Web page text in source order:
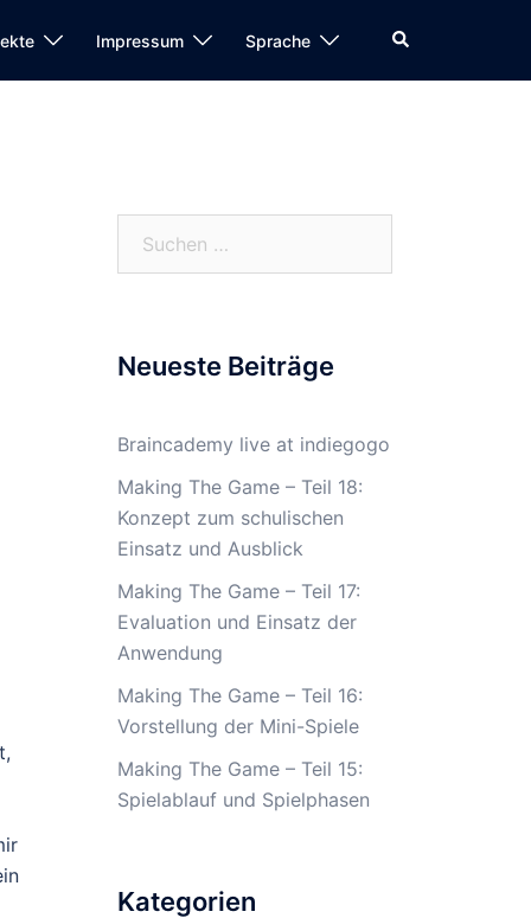
Impressum Sprache Search
Neueste Beiträge
Braincademy live at indiegogo
Making The Game – Teil 18:
Konzept zum schulischen
Einsatz und Ausblick
Making The Game – Teil 17:
Evaluation und Einsatz der
Anwendung
Making The Game – Teil 16:
Vorstellung der Mini-Spiele
Making The Game – Teil 15:
Spielablauf und Spielphasen
Kategorien